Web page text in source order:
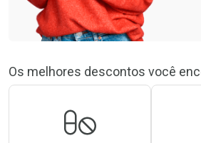
Os melhores descontos você